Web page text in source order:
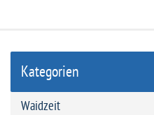
Kategorien
Waidzeit